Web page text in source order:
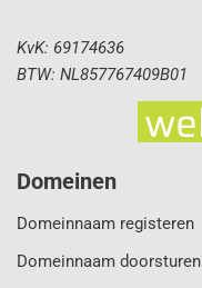
KvK: 69174636
BTW: NL857767409B01
Domeinen
Domeinnaam registeren
Domeinnaam doorsturen